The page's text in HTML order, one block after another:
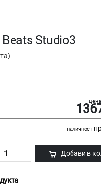
Studio3
цена
наличност
Добави в